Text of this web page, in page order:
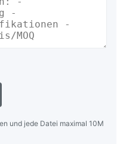
und jede Datei maximal 10M